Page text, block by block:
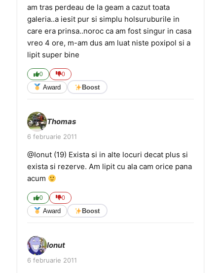
am tras perdeau de la geam a cazut toata
galeria..a iesit pur si simplu holsuruburile in
care era prinsa..noroc ca am fost singur in casa
vreo 4 ore, m-am dus am luat niste poxipol si a
lipit super bine
0 0
Award Boost
Thomas
6 februarie 2011
@Ionut (19) Exista si in alte locuri decat plus si
exista si rezerve. Am lipit cu ala cam orice pana
acum
0 0
Award Boost
Ionut
6 februarie 2011